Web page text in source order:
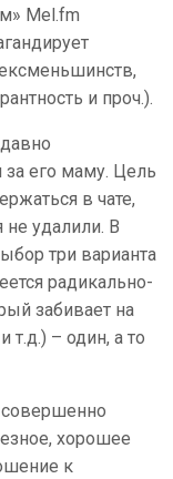
Mel.fm
и проч.).
его маму. Цель
в чате,
удалили. В
три варианта
радикально-
забивает на
т.д.) – один, а то
совершенно
хорошее
к